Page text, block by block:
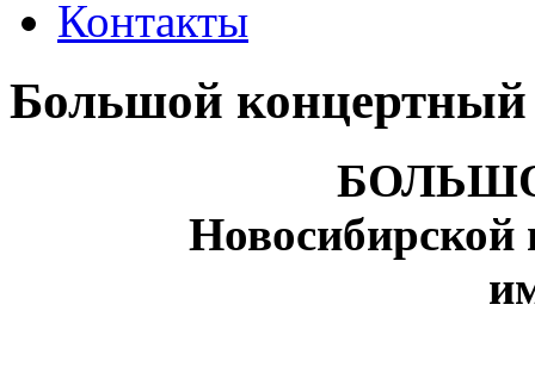
Контакты
Большой концертный
Новосибирской